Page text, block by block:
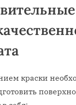
краски